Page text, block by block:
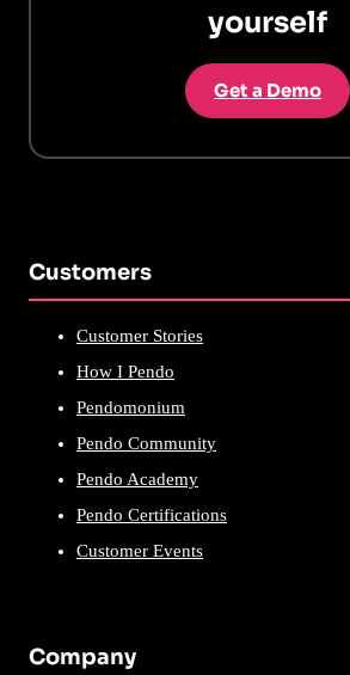
yourself
Get a Demo
Customers
Customer Stories
How I Pendo
Pendomonium
Pendo Community
Pendo Academy
Pendo Certifications
Customer Events
Company